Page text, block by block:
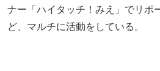
ナー「ハイタッチ！みえ」でリポ
ど、マルチに活動をしている。